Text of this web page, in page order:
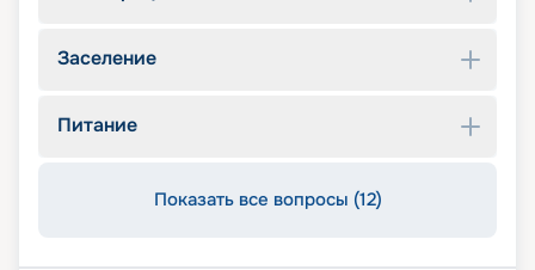
Заселение
Питание
Показать все вопросы (12)